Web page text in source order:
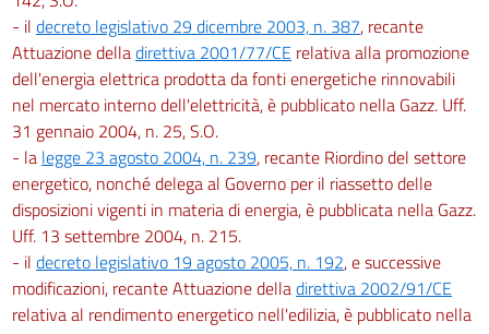
- il decreto legislativo 29 dicembre 2003, n. 387, recante
Attuazione delladirettiva 2001/77/CE relativa alla promozione
dell'energia elettrica prodotta da fonti energetiche rinnovabili
nel mercato interno dell'elettricità, è pubblicato nella Gazz. Uff.
31 gennaio 2004, n. 25, S.O.
- la legge 23 agosto 2004, n. 239, recante Riordino del settore
energetico, nonché delega al Governo per il riassetto delle
disposizioni vigenti in materia di energia, è pubblicata nella Gazz.
Uff. 13 settembre 2004, n. 215.
- il decreto legislativo 19 agosto 2005, n. 192, e successive
modificazioni, recante Attuazione delladirettiva 2002/91/CE
relativa al rendimento energetico nell'edilizia, è pubblicato nella